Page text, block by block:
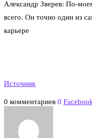
Александр Зверев: По-
всего. Он точно один из
карьере
Источник
0 комментариев 0